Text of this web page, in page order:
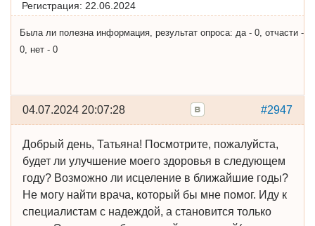
Регистрация: 22.06.2024
Была ли полезна информация, результат опроса: да - 0, отчасти -
0, нет - 0
#2947
04.07.2024 20:07:28
Добрый день, Татьяна! Посмотрите, пожалуйста,
будет ли улучшение моего здоровья в следующем
году? Возможно ли исцеление в ближайшие годы?
Не могу найти врача, который бы мне помог. Иду к
специалистам с надеждой, а становится только